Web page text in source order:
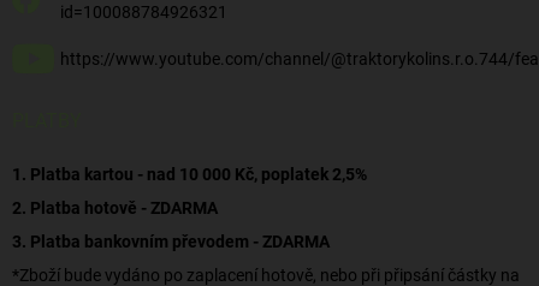
id=100088784926321
https://www.youtube.com/channel/@traktorykolins.r.o.744/
1. Platba kartou - nad 10 000 Kč, poplatek 2,5%
2. Platba hotově - ZDARMA
3. Platba bankovním převodem - ZDARMA
*Zboží bude vydáno po zaplacení hotově, nebo při připsání částky na